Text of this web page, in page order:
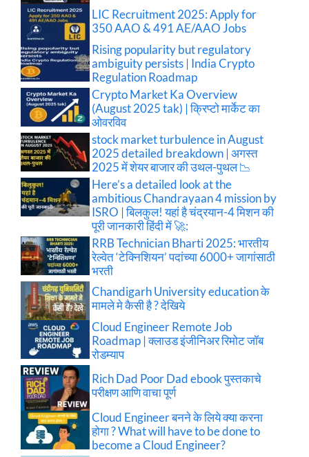
LIC Recruitment 2025: Apply for
350 AAO & 491 AE/AAO Jobs
Rising popularity but regulatory
ambiguity persists | India Crypto
Regulation Roadmap
Crypto Market Ka Overview
(August 2025 tak) | क्रिप्टो मार्केट का
ओवरविव
stock market turbulence in August
2025 detailed breakdown | अगस्त
2025 में शेयर बाजार की उथल-पुथल 📉
Here’s a detailed look at the
ambitious Chandrayaan 4 mission by
ISRO | बिलकुल! यहां है चंद्रयान-4 मिशन की
पूरी जानकारी हिंदी में 🚀:
RRB Technician Bharti 2025: भारतीय
रेल्वेत ‘टेक्निशियन’ पदांच्या 6000+ जागांसाठी
भरती
Chandigarh University education के
मामले मे कैसी है ? देखिये
Cloud Engineer Remote Job
Roadmap | क्लाउड इंजीनिअर रिमोट जॉब
रोडम्याप
Rich Dad Poor Dad ebook पुस्तकाचे
परीक्षण आणि वाचा पूर्ण
Cloud Engineer बनने के लिये क्या करना
होगा ? What will have to be done to
become a Cloud Engineer?